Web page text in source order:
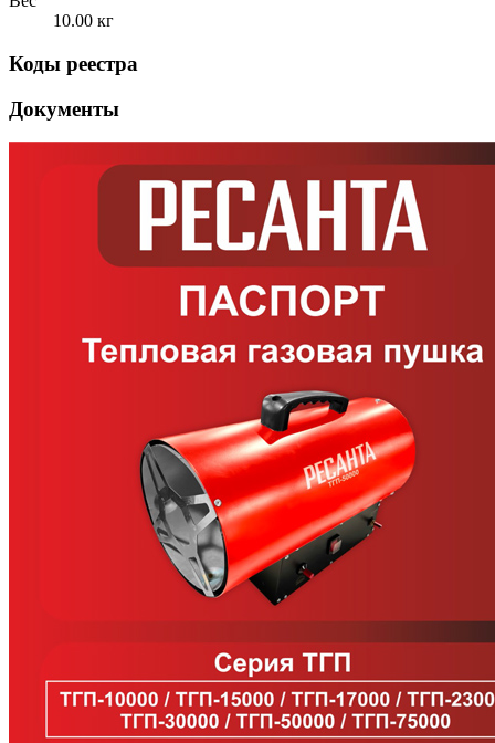
10.00 кг
Коды реестра
Документы